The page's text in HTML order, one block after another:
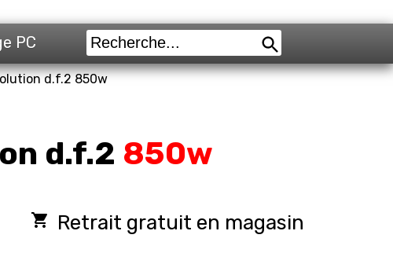
PC
d.f.2 850w
d.f.2 850w
local_grocery_store Retrait gratuit en magasin